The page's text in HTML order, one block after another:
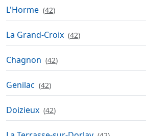
L'Horme (42)
La Grand-Croix (42)
Chagnon (42)
Genilac (42)
Doizieux (42)